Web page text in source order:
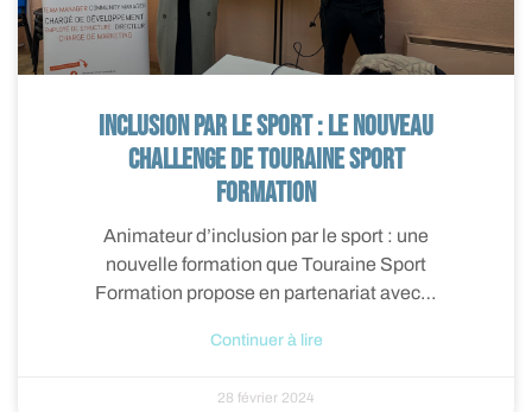
Inclusion par le sport : le nouveau
challenge de Touraine Sport
Formation
Animateur d’inclusion par le sport : une
nouvelle formation que Touraine Sport
Formation propose en partenariat avec…
Continuer à lire
28 février 2024